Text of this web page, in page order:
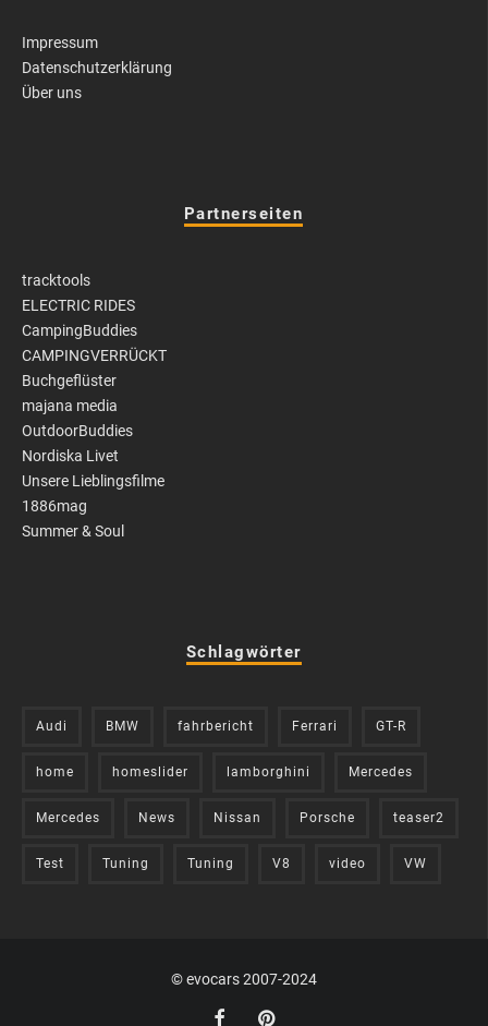
Impressum
Datenschutzerklärung
Über uns
Partnerseiten
tracktools
ELECTRIC RIDES
CampingBuddies
CAMPINGVERRÜCKT
Buchgeflüster
majana media
OutdoorBuddies
Nordiska Livet
Unsere Lieblingsfilme
1886mag
Summer & Soul
Schlagwörter
Audi BMW fahrbericht Ferrari GT-R
home homeslider lamborghini Mercedes
Mercedes News Nissan Porsche teaser2
Test Tuning Tuning V8 video VW
© evocars 2007-2024